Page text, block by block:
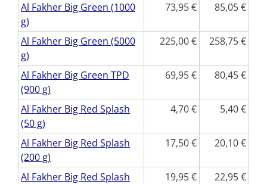
Al Fakher Big Green (1000
g)
73,95 85,05
Al Fakher Big Green (5000
g)
225,00 258,75
Al Fakher Big Green TPD
(900 g)
69,95 80,45
Al Fakher Big Red Splash
(50 g)
4,70 5,40
Al Fakher Big Red Splash
(200 g)
17,50 20,10
Al Fakher Big Red Splash
19,95 22,95